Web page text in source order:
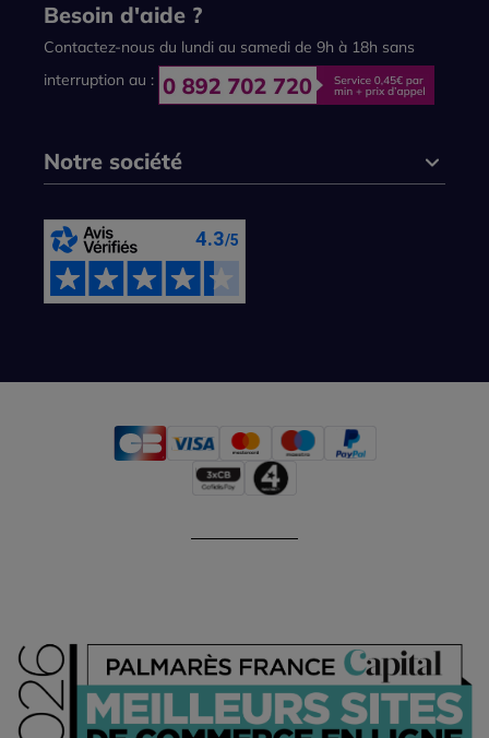
Besoin d'aide ?
Contactez-nous du lundi au samedi de 9h à 18h sans
interruption au :
Notre société